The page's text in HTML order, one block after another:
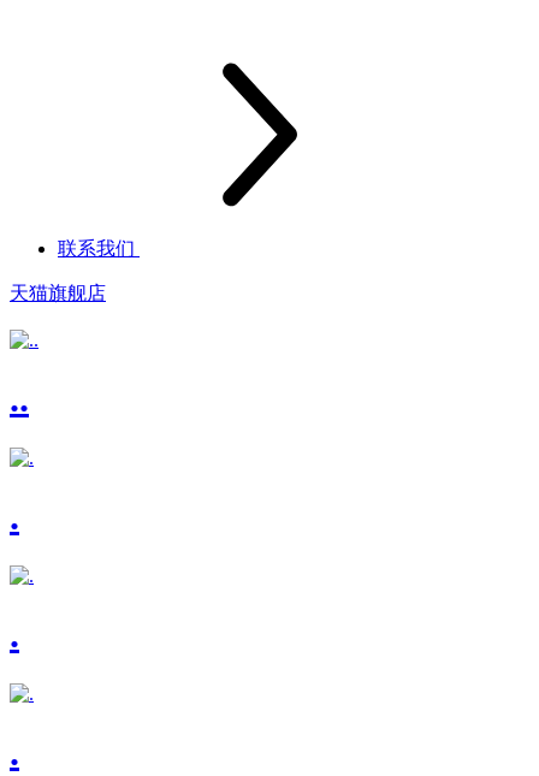
联系我们
天猫旗舰店
..
.
.
.